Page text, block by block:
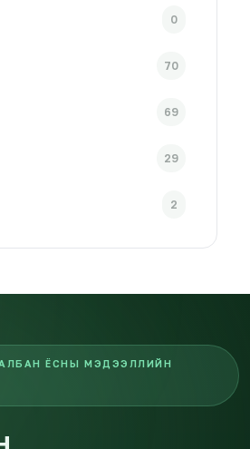
0
70
69
29
2
АЛБАН ЁСНЫ МЭДЭЭЛЛИЙН